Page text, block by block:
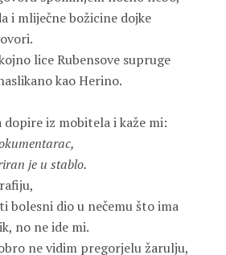
i mliječne božicine dojke
lice Rubensove supruge
kao Herino.
dopire iz mobitela i kaže mi:
je u stablo.
bolesni dio u nečemu što ima
no ne ide mi.
ne vidim pregorjelu žarulju,